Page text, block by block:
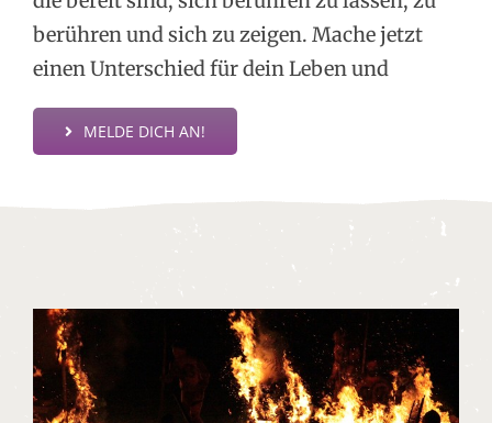
berühren und sich zu zeigen. Mache jetzt
einen Unterschied für dein Leben und
MELDE DICH AN!